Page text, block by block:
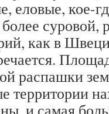
еловые, кое-
суровой,
как в
распашки
территории
и самая